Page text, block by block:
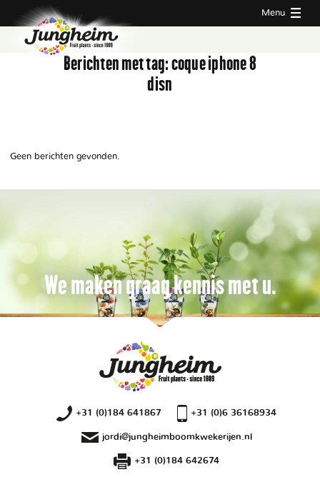
Menu
Berichten met tag:coque iphone 8
disn
Geen berichten gevonden.
We maken graag kennis met u.
+31 (0)184 641867 +31 (0)6 36168934
jordi@jungheimboomkwekerijen.nl
+31 (0)184 642674